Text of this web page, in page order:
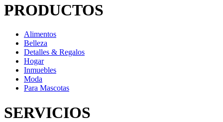
PRODUCTOS
Alimentos
Belleza
Detalles & Regalos
Hogar
Inmuebles
Moda
Para Mascotas
SERVICIOS